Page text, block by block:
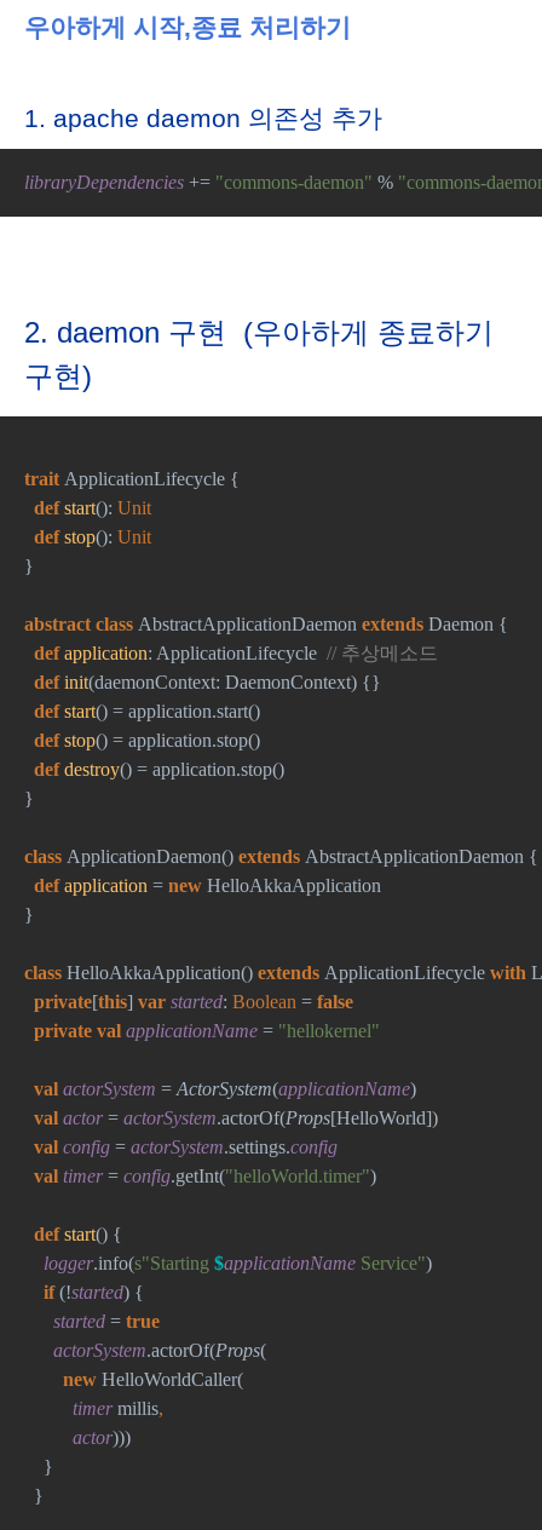
우아하게 시작,종료 처리하기
1. apache daemon 의존성 추가
libraryDependencies += "commons-daemon" % "commons-
2. daemon 구현
(우아하게 종료하기
구현)
trait ApplicationLifecycle {
def start(): Unit
def stop(): Unit
}
abstract class AbstractApplicationDaemon extends Daemon {
def application: ApplicationLifecycle // 추상메소드
def init(daemonContext: DaemonContext) {}
def start() = application.start()
def stop() = application.stop()
def destroy() = application.stop()
}
class ApplicationDaemon() extends AbstractApplicationDaemon {
def application = new HelloAkkaApplication
}
class HelloAkkaApplication() extends ApplicationLifecycle with
private[this] var started: Boolean = false
  private val
applicationName = "hellokernel"
val actorSystem = ActorSystem(applicationName)
val actor = actorSystem.actorOf(Props[HelloWorld])
val config = actorSystem.settings.config
val timer = config.getInt("helloWorld.timer")
def start() {
logger.info(s"Starting $applicationName Service")
if (!started) {
started = true
actorSystem.actorOf(Props(
new HelloWorldCaller(
timer millis,
actor)))
    }
  }